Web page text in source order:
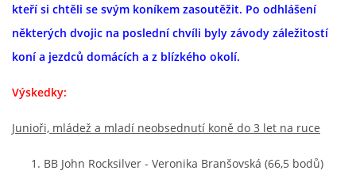
kteří si chtěli se svým koníkem zasoutěžit. Po odhlášení
některých dvojic na poslední chvíli byly závody záležitostí
koní a jezdců domácích a z blízkého okolí.
Výskedky:
Junioři, mládež a mladí neobsednutí koně do 3 let na ruce
BB John Rocksilver - Veronika Branšovská (66,5 bodů)